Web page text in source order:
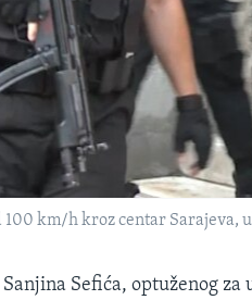
100 km/h kroz centar
Sanjina Sefića, optuženog